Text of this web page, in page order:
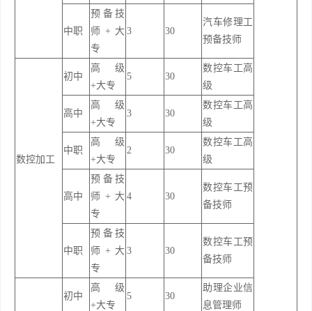
中职
预备技
师+大
专
3 30
汽车修理工
预备技师
数控加工
初中
高级
+大专
5 30
数控车工高
级
高中
高级
+大专
3 30
数控车工高
级
中职
高级
+大专
2 30
数控车工高
级
高中
预备技
师+大
专
4 30
数控车工预
备技师
中职
预备技
师+大
专
3 30
数控车工预
备技师
初中
高级
+大专
5 30
助理企业信
息管理师